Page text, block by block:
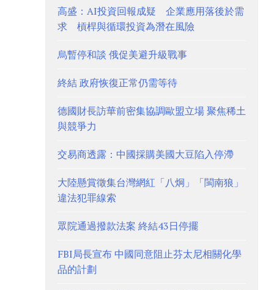
高盛：AI投資回報成疑 企業應用落後於需
求 槓桿與循環投資為潛在風險
烏暫停和談 俄促美避升級戰事
終結 政府恢復正常仍需等待
德國財長訪華前密集協調歐盟立場 聚焦稀土
與競爭力
交易商透露：中國採購美國大豆陷入停滯
大陸懸賞徵集台灣網紅「八炯」「閩南狼」
違法犯罪線索
眾院通過撥款法案 終結43日停擺
FBI局長宣布 中國同意阻止芬太尼相關化學
品的計劃